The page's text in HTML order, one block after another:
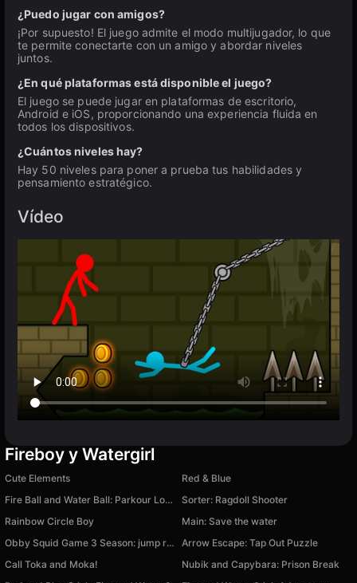
¿Puedo jugar con amigos?
¡Por supuesto! El juego admite el modo multijugador, lo que
te permite conectarte con un amigo y abordar niveles
juntos.
¿En qué plataformas está disponible el juego?
El juego se puede jugar en plataformas de escritorio,
Android e iOS, proporcionando una experiencia fluida en
todos los dispositivos.
¿Cuántos niveles hay?
Hay 50 niveles para poner a prueba tus habilidades y
pensamiento estratégico.
Vídeo
Fireboy y Watergirl
Cute Elements
Red & Blue
Fire Ball and Water Ball: Parkour Love Balls
Sorter: Ragdoll Shooter
Rainbow Circle Boy
Main: Save the water
Obby Squid Game 3 Season: jump rope
Arrow Escape: Tap Out Puzzle
Call Toka and Moka!
Nubik and Capybara: Prison Break